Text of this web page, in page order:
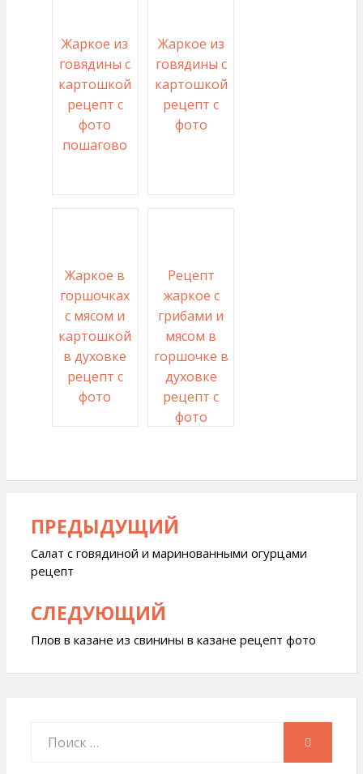
Жаркое из
говядины с
картошкой
рецепт с
фото
пошагово
Жаркое из
говядины с
картошкой
рецепт с
фото
Жаркое в
горшочках
с мясом и
картошкой
в духовке
рецепт с
фото
Рецепт
жаркое с
грибами и
мясом в
горшочке в
духовке
рецепт с
фото
Навигация
по
записям
ПРЕДЫДУЩИЙ
Салат с говядиной и маринованными огурцами
рецепт
СЛЕДУЮЩИЙ
Плов в казане из свинины в казане рецепт фото